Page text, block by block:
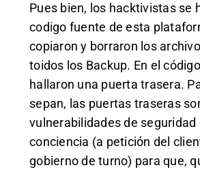
Pues bien, los hacktivistas se
codigo fuente de esta
copiaron y borraron los
toidos los Backup. En el
hallaron una puerta trasera.
sepan, las puertas traseras
vulnerabilidades de seguridad
conciencia (a petición del
gobierno de turno) para que,